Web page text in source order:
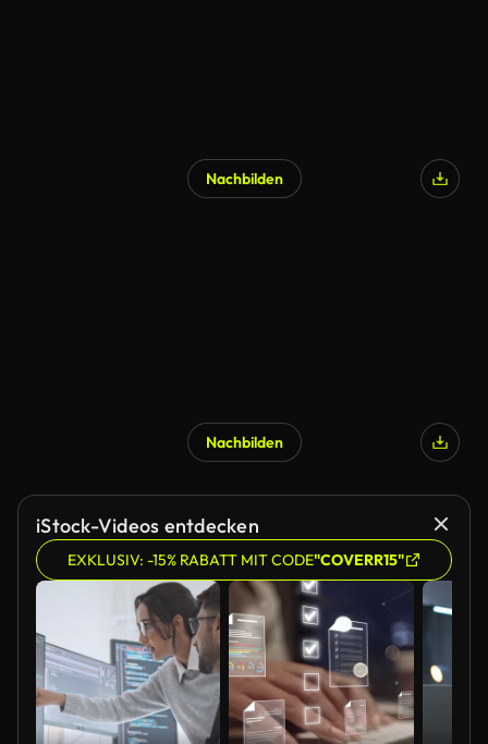
Nachbilden
Nachbilden
iStock-Videos entdecken
EXKLUSIV: -15% RABATT MIT CODE"COVERR15"